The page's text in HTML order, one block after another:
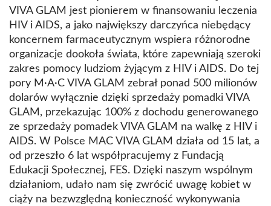
VIVA GLAM jest pionierem w finansowaniu leczenia
HIV i AIDS, a jako największy darczyńca niebędący
koncernem farmaceutycznym wspiera różnorodne
organizacje dookoła świata, które zapewniają szeroki
zakres pomocy ludziom żyjącym z HIV i AIDS. Do tej
pory M·A·C VIVA GLAM zebrał ponad 500 milionów
dolarów wyłącznie dzięki sprzedaży pomadki VIVA
GLAM, przekazując 100% z dochodu generowanego
ze sprzedaży pomadek VIVA GLAM na walkę z HIV i
AIDS. W Polsce MAC VIVA GLAM działa od 15 lat, a
od przeszło 6 lat współpracujemy z Fundacją
Edukacji Społecznej, FES. Dzięki naszym wspólnym
działaniom, udało nam się zwrócić uwagę kobiet w
ciąży na bezwzględną konieczność wykonywania